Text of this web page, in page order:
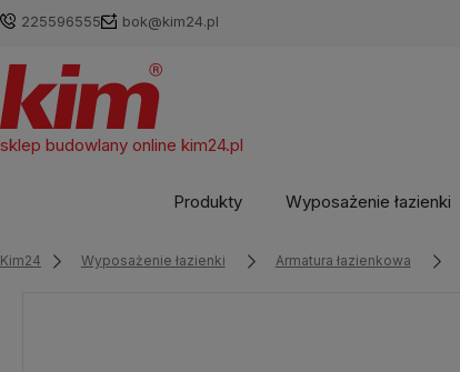
225596555 bok@kim24.pl
sklep budowlany online kim24.pl
Produkty Wyposażenie łazienki
Kim24 Wyposażenie łazienki Armatura łazienkowa